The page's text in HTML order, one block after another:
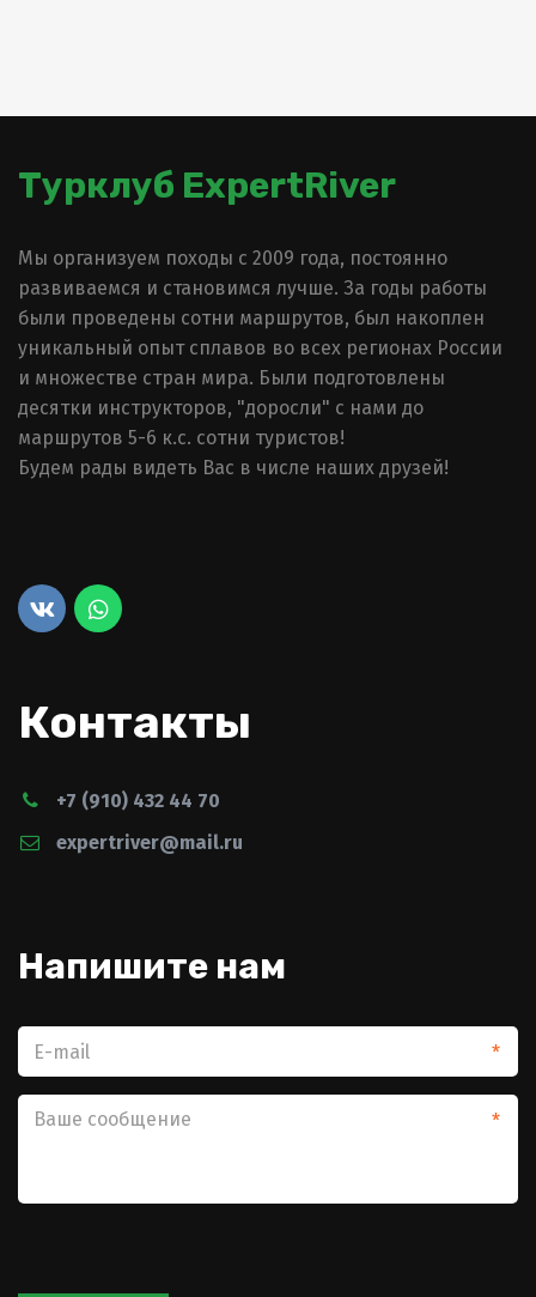
Турклуб ExpertRiver
Мы организуем походы с 2009 года, постоянно
развиваемся и становимся лучше. За годы работы
были проведены сотни маршрутов, был накоплен
уникальный опыт сплавов во всех регионах России
и множестве стран мира. Были подготовлены
десятки инструкторов, "доросли" с нами до
маршрутов 5-6 к.с. сотни туристов!
Будем рады видеть Вас в числе наших друзей!
Контакты
+7 (910) 432 44 70
expertriver@mail.ru
Напишите нам­
*
*